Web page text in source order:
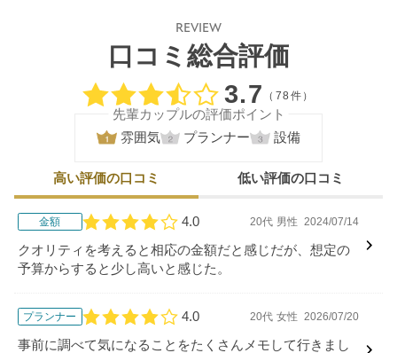
REVIEW
口コミ総合評価
口コミ評価
3.7 （78件）
先輩カップルの評価ポイント
雰囲気
プランナー 設備
高い評価の口コミ 低い評価の口コミ
金額
口コミ評価
4.0 20代 男性 2024/07/14
クオリティを考えると相応の金額だと感じだが、想定の
予算からすると少し高いと感じた。
プランナー
口コミ評価
4.0 20代 女性 2026/07/20
事前に調べて気になることをたくさんメモして行きまし